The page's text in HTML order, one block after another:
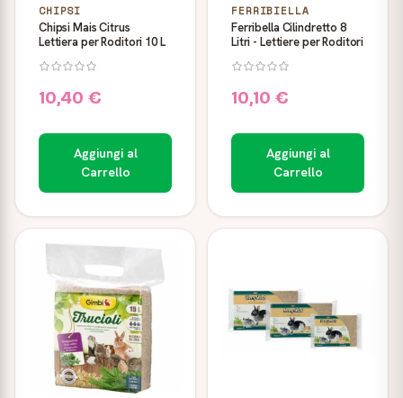
CHIPSI
Chipsi Mais Citrus
Lettiera per Roditori 10 L
10,40 €
Aggiungi al
Carrello
FERRIBIELLA
Ferribella Cilindretto 8
Litri - Lettiere per Roditori
10,10 €
Aggiungi al
Carrello